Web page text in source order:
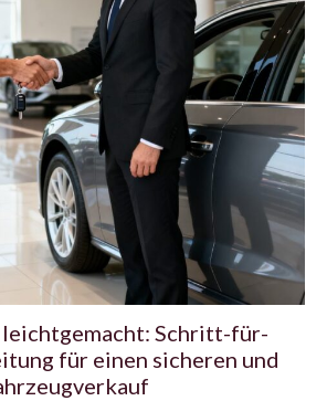
Schritt-für-
für einen sicheren und